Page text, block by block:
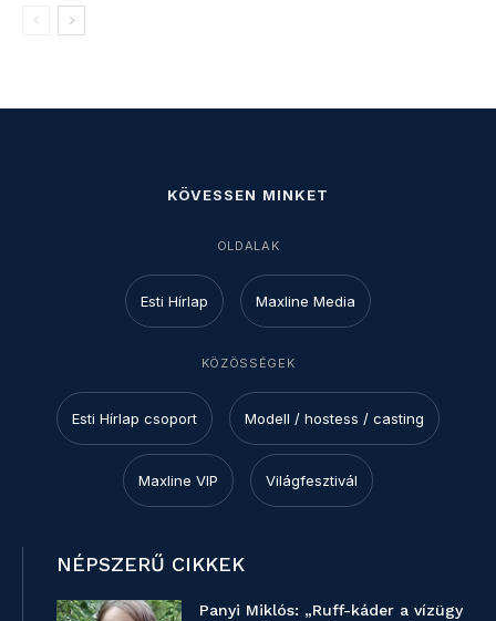
KÖVESSEN MINKET
OLDALAK
Esti Hírlap Maxline Media
KÖZÖSSÉGEK
Esti Hírlap csoport Modell / hostess / casting
Maxline VIP Világfesztivál
NÉPSZERŰ CIKKEK
Panyi Miklós: „Ruff-káder a vízügy